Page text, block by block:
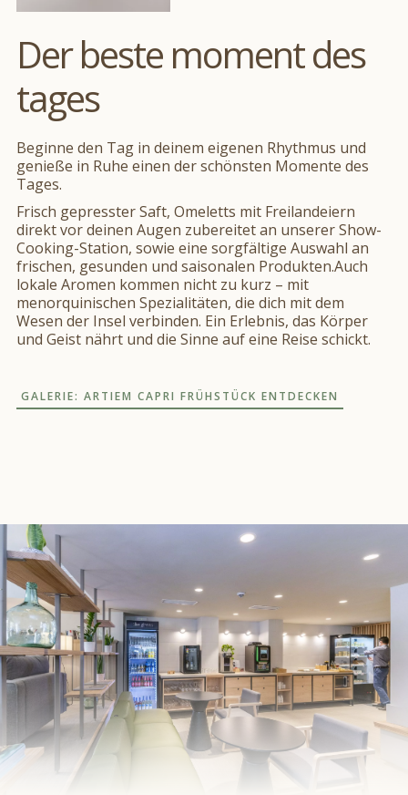
Der beste moment des
tages
Beginne den Tag in deinem eigenen Rhythmus und
genieße in Ruhe einen der schönsten Momente des
Tages.
Frisch gepresster Saft, Omeletts mit Freilandeiern
direkt vor deinen Augen zubereitet an unserer Show-
Cooking-Station, sowie eine sorgfältige Auswahl an
frischen, gesunden und saisonalen Produkten.Auch
lokale Aromen kommen nicht zu kurz – mit
menorquinischen Spezialitäten, die dich mit dem
Wesen der Insel verbinden. Ein Erlebnis, das Körper
und Geist nährt und die Sinne auf eine Reise schickt.
GALERIE: ARTIEM CAPRI FRÜHSTÜCK ENTDECKEN